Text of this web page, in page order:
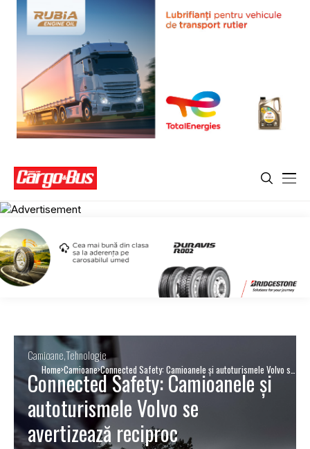
Home Camioane Connected Safety: Camioanele și autoturismele Volvo se
avertizează reciproc
CamioaneTehnologie
Connected Safety: Camioanele și
autoturismele Volvo se
avertizează reciproc